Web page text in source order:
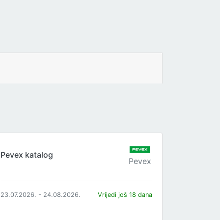
Pevex katalog
Pevex
23.07.2026. - 24.08.2026. Vrijedi još 18 dana